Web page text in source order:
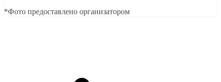
*Фото предоставлено организатором